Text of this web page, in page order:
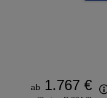
ab 1.767 €